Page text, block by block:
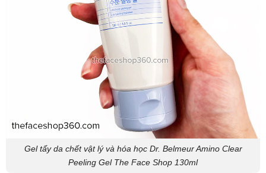
Gel tẩy da chết vật lý và hóa học Dr. Belmeur Amino Clear
Peeling Gel The Face Shop 130ml